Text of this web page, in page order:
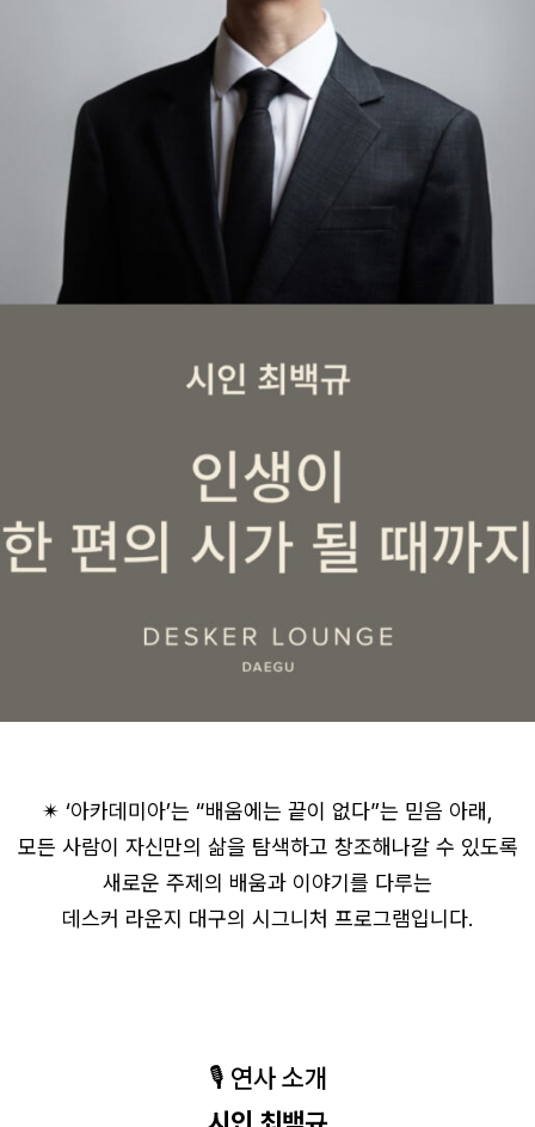
✴︎ ‘아카데미아’는 “배움에는 끝이 없다”는 믿음 아래,
모든 사람이 자신만의 삶을 탐색하고 창조해나갈 수 있도록
새로운 주제의 배움과 이야기를 다루는
데스커 라운지 대구의 시그니처 프로그램입니다.
🎙️ 연사 소개
로그인